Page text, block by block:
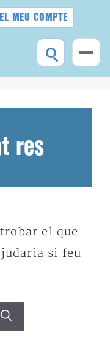
EL MEU COMPTE
res
el que
si feu